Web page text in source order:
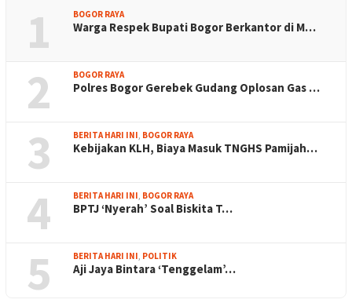
1 BOGOR RAYA
Warga Respek Bupati Bogor Berkantor di M…
2 BOGOR RAYA
Polres Bogor Gerebek Gudang Oplosan Gas …
3 BERITA HARI INI BOGOR RAYA
Kebijakan KLH, Biaya Masuk TNGHS Pamijah…
4 BERITA HARI INI BOGOR RAYA
BPTJ ‘Nyerah’ Soal Biskita T…
5 BERITA HARI INI POLITIK
Aji Jaya Bintara ‘Tenggelam’…